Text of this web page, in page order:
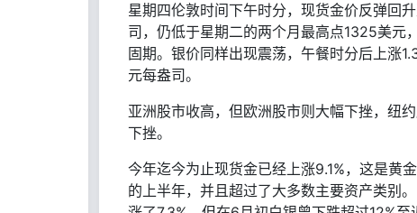
星期四伦敦时间下午时分，现货金价反弹回
司，仍低于星期二的两个月最高点1325美元
固期。银价同样出现震荡，午餐时分后上涨
元每盎司。
亚洲股市收高，但欧洲股市则大幅下挫，纽
下挫。
今年迄今为止现货金已经上涨9.1%，这是黄
的上半年，并且超过了大多数主要资产类别